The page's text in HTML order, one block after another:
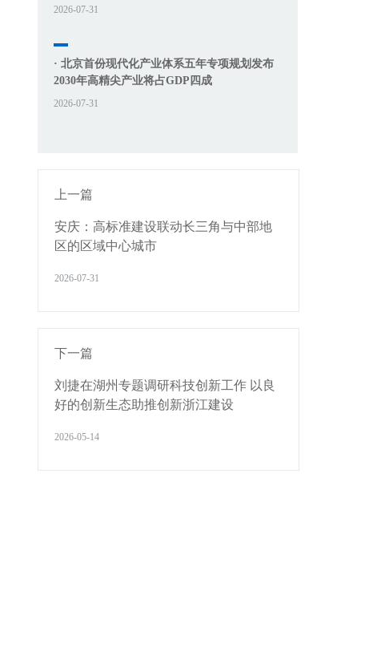
2026-07-31
· 北京首份现代化产业体系五年专项规划发布
2030年高精尖产业将占GDP四成
2026-07-31
上一篇
安庆：高标准建设联动长三角与中部地
区的区域中心城市
2026-07-31
下一篇
刘捷在湖州专题调研科技创新工作 以良
好的创新生态助推创新浙江建设
2026-05-14